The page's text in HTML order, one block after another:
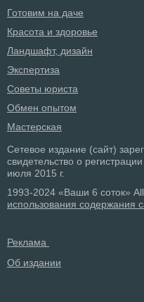
Готовим на даче
Красота и здоровье
Ландшафт, дизайн
Экспертиза
Советы юриста
Обмен опытом
Мастерская
Сетевое издание (сайт)
свидетельство о
июля 2015 г.
1993-2024 «Ваши 6 соток»
использования содержания
Реклама
Об издании